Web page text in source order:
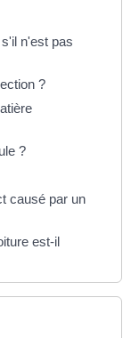
n'est pas
?
?
causé par un
est-il